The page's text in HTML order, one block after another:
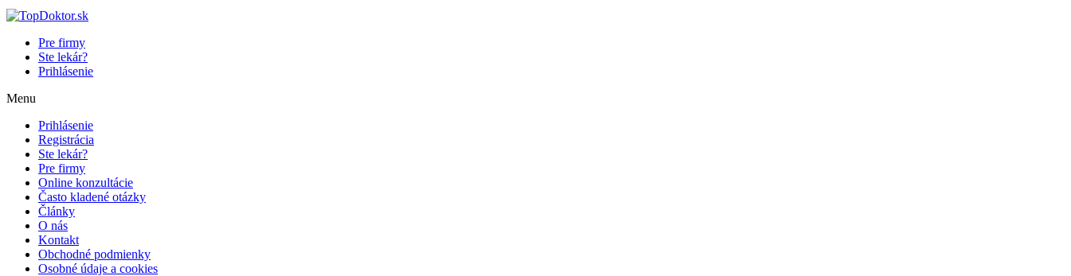
Pre firmy
Ste lekár?
Prihlásenie
Menu
Prihlásenie
Registrácia
Ste lekár?
Pre firmy
Online konzultácie
Často kladené otázky
Články
O nás
Kontakt
Obchodné podmienky
Osobné údaje a cookies